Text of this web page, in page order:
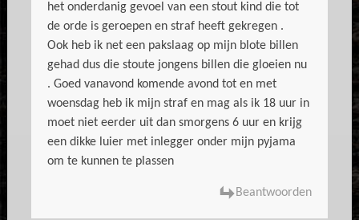
het onderdanig gevoel van een stout kind die tot
de orde is geroepen en straf heeft gekregen .
Ook heb ik net een pakslaag op mijn blote billen
gehad dus die stoute jongens billen die gloeien nu
. Goed vanavond komende avond tot en met
woensdag heb ik mijn straf en mag als ik 18 uur in
moet niet eerder uit dan smorgens 6 uur en krijg
een dikke luier met inlegger onder mijn pyjama
om te kunnen te plassen
Beantwoorden